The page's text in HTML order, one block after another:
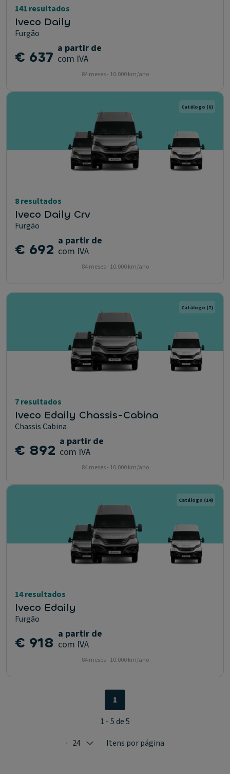
141 resultados
Iveco Daily
Furgão
€ 637 a partir de
com IVA
84 meses - 10.000 km/ano
Catálogo (8)
8 resultados
Iveco Daily Crv
Furgão
€ 692 a partir de
com IVA
84 meses - 10.000 km/ano
Catálogo (7)
7 resultados
Iveco Edaily Chassis-Cabina
Chassis Cabina
€ 892 a partir de
com IVA
84 meses - 10.000 km/ano
Catálogo (14)
14 resultados
Iveco Edaily
Furgão
€ 918 a partir de
com IVA
84 meses - 10.000 km/ano
Selected: 24
24 Itens por página
1
1 - 5 de 5